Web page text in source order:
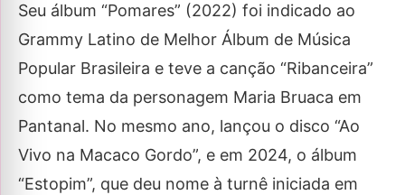
Seu álbum “Pomares” (2022) foi indicado ao
Grammy Latino de Melhor Álbum de Música
Popular Brasileira e teve a canção “Ribanceira”
como tema da personagem Maria Bruaca em
Pantanal. No mesmo ano, lançou o disco “Ao
Vivo na Macaco Gordo”, e em 2024, o álbum
“Estopim”, que deu nome à turnê iniciada em